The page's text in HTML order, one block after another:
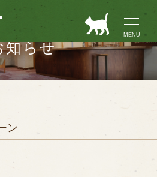
長野県野沢温泉
MENU
知らせ
ン